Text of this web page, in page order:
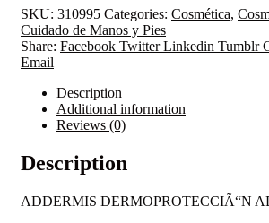
SKU: 310995 Categories: Cosmética,
Cuidado de Manos y Pies
Share: Facebook Twitter Linkedin Tumblr
Email
Description
Additional information
Reviews (0)
Description
ADDERMIS DERMOPROTECCIÃ“N